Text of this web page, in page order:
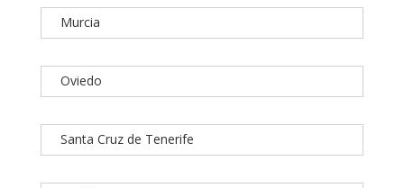
Murcia
Oviedo
Santa Cruz de Tenerife